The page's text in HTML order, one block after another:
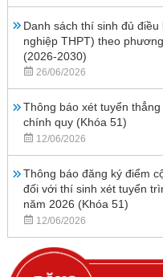
Danh sách thí sinh đủ
nghiệp THPT) theo
(2026-2030)
26/06/2026
Thông báo xét tuyển
chính quy (Khóa 51)
12/06/2026
Thông báo đăng ký điểm
đối với thí sinh xét tuyển
năm 2026 (Khóa 51)
12/06/2026